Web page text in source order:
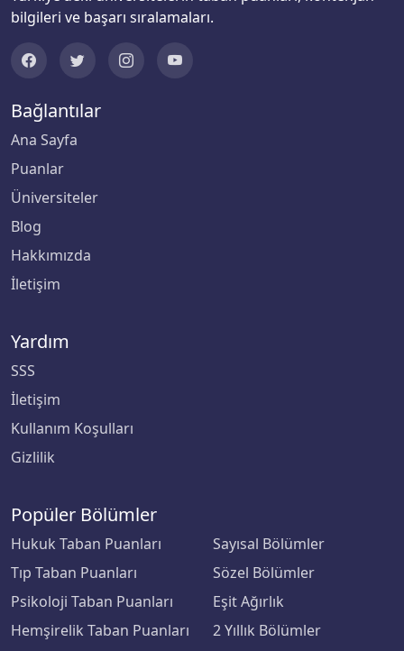
Beykoz Üniversitesi
Bezm-İ Alem Vakıf Üniversitesi
Bingöl Üniversitesi
Bitlis Eren Üniversitesi
Boğaziçi Üniversitesi
Bolu Abant İzzet Baysal Üniversitesi
Bursa Uludağ Üniversitesi
bilgileri ve başarı sıralamaları.
Bağlantılar
Ana Sayfa
Puanlar
Üniversiteler
Blog
Hakkımızda
İletişim
Yardım
SSS
İletişim
Kullanım Koşulları
Gizlilik
Popüler Bölümler
Hukuk Taban Puanları
Tıp Taban Puanları
Psikoloji Taban Puanları
Hemşirelik Taban Puanları
Sayısal Bölümler
Sözel Bölümler
Eşit Ağırlık
2 Yıllık Bölümler